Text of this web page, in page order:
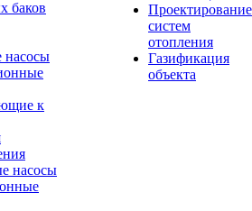
баков
насосы
к
насосы
Проектирование
систем
отопления
Газификация
объекта